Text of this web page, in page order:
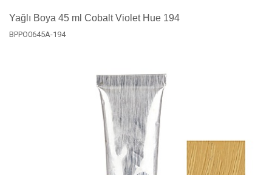
Yağlı Boya 45 ml Cobalt Violet Hue 194
BPPO0645A-194